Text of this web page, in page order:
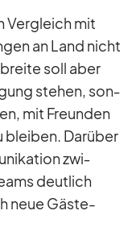
Ver­gleich mit
an Land nicht
soll aber
ste­hen, son­
mit Freun­den
blei­ben. Dar­über
zwi­
deut­lich
neue Gäste-